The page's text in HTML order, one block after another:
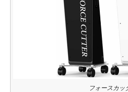
フォースカッ